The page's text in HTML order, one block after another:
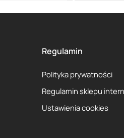
Regulamin
Polityka prywatności
Regulamin sklepu
Ustawienia cookies